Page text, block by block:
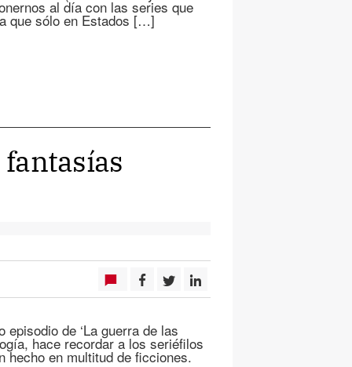
al día con las series que
que sólo en Estados […]
de ‘La guerra de las
hace recordar a los seriéfilos
hecho en multitud de ficciones.